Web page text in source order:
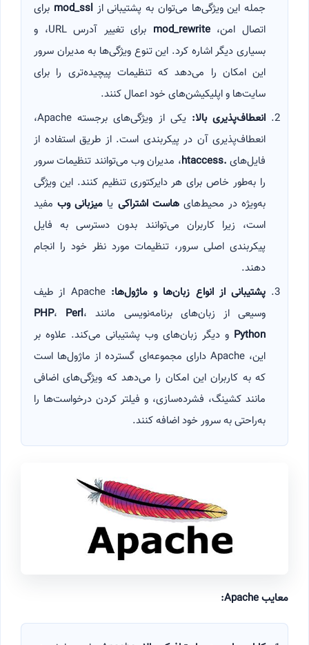
جمله این ویژگی‌ها می‌توان به پشتیبانی ازmod_ssl برای
اتصال امن،mod_rewrite
برای تغییر آدرس URL، و
بسیاری دیگر اشاره کرد. این تنوع ویژگی‌ها به مدیران سرور
این امکان را می‌دهد که تنظیمات پیچیده‌تری را برای
سایت‌ها و اپلیکیشن‌های خود اعمال کنند.
انعطاف‌پذیری بالا:
یکی از ویژگی‌های برجسته Apache،
انعطاف‌پذیری آن در پیکربندی است. از طریق استفاده از
فایل‌های .htaccess
، مدیران وب می‌توانند تنظیمات سرور
را به‌طور خاص برای هر دایرکتوری تنظیم کنند. این ویژگی
به‌ویژه در محیط‌هایهاست اشتراکی یا میزبانی وبمفید
است، زیرا کاربران می‌توانند بدون دسترسی به فایل
پیکربندی اصلی سرور، تنظیمات مورد نظر خود را انجام
دهند.
پشتیبانی از انواع زبان‌ها و ماژول‌ها:
Apache از طیف
وسیعی از زبان‌های برنامه‌نویسی مانند
PHP، Perl،
Python و دیگر زبان‌های وب پشتیبانی می‌کند. علاوه بر
این، Apache دارای مجموعه‌ای گسترده از ماژول‌ها است
که به کاربران این امکان را می‌دهد که ویژگی‌های اضافی
مانند کشینگ، فشرده‌سازی، و فیلتر کردن درخواست‌ها را
به‌راحتی به سرور خود اضافه کنند.
معایب